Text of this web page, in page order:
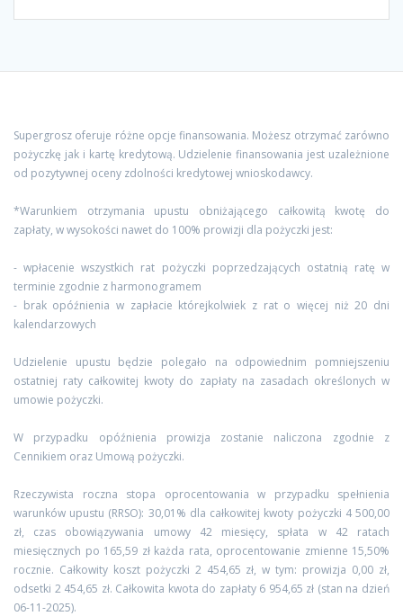
Supergrosz oferuje różne opcje finansowania. Możesz otrzymać zarówno
pożyczkę jak i kartę kredytową. Udzielenie finansowania jest uzależnione
od pozytywnej oceny zdolności kredytowej wnioskodawcy.
*Warunkiem otrzymania upustu obniżającego całkowitą kwotę do
zapłaty, w wysokości nawet do 100% prowizji dla pożyczki jest:
- wpłacenie wszystkich rat pożyczki poprzedzających ostatnią ratę w
terminie zgodnie z harmonogramem
- brak opóźnienia w zapłacie którejkolwiek z rat o więcej niż 20 dni
kalendarzowych
Udzielenie upustu będzie polegało na odpowiednim pomniejszeniu
ostatniej raty całkowitej kwoty do zapłaty na zasadach określonych w
umowie pożyczki.
W przypadku opóźnienia prowizja zostanie naliczona zgodnie z
Cennikiem oraz Umową pożyczki.
Rzeczywista roczna stopa oprocentowania w przypadku spełnienia
warunków upustu (RRSO): 30,01% dla całkowitej kwoty pożyczki 4 500,00
zł, czas obowiązywania umowy 42 miesięcy, spłata w 42 ratach
miesięcznych po 165,59 zł każda rata, oprocentowanie zmienne 15,50%
rocznie. Całkowity koszt pożyczki 2 454,65 zł, w tym: prowizja 0,00 zł,
odsetki 2 454,65 zł. Całkowita kwota do zapłaty 6 954,65 zł (stan na dzień
06-11-2025).